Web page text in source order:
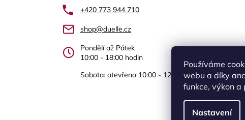
Používáme
webu a díky
funkce, výkon a
Nastavení
+420 773 944 710
shop@duelle.cz
Pondělí až Pátek
10:00 - 18:00 hodin
Sobota: otevřeno 10:00 - 12.00 Újezd nad Lesy